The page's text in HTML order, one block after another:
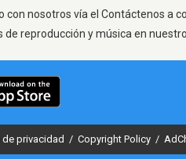
con nosotros vía el Contáctenos a
reproducción y música en
de privacidad / Copyright Policy /